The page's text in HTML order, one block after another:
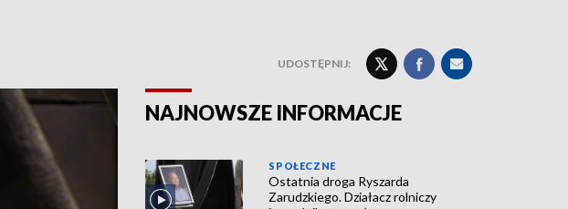
UDOSTĘPNIJ:
NAJNOWSZE INFORMACJE
SPOŁECZNE
Ostatnia droga Ryszarda
Zarudzkiego. Działacz rolniczy